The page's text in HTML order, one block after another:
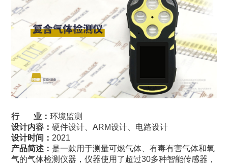
行 业：环境监测
设计内容：硬件设计、ARM设计、电路设计
设计时间： 2021
产品简述： 是一款用于测量可燃气体、有毒有害气体和氧
气的气体检测仪器，仪器使用了超过30多种智能传感器，